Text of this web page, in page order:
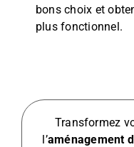
bons choix et
plus fonctionnel.
Transformez
l’aménagement